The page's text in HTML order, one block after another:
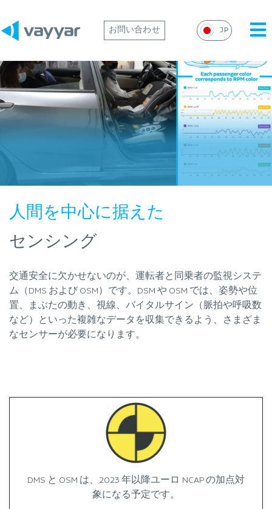
お問い合わせ JP
人間を中心に据えた
センシング
交通安全に欠かせないのが、運転者と同乗者の監視システ
ム（DMS および OSM）です。DSM や OSM では、姿勢や位
置、まぶたの動き、視線、バイタルサイン（脈拍や呼吸数
など）といった複雑なデータを収集できるよう、さまざま
なセンサーが必要になります。
DMS と OSM は、2023 年以降ユーロ NCAP の加点対
象になる予定です。